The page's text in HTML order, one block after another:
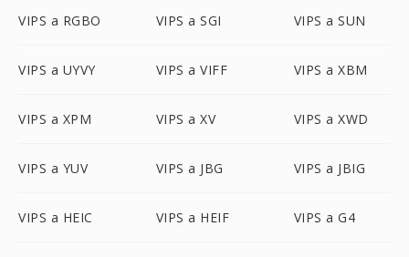
VIPS a RGBO VIPS a SGI VIPS a SUN
VIPS a UYVY VIPS a VIFF VIPS a XBM
VIPS a XPM VIPS a XV VIPS a XWD
VIPS a YUV VIPS a JBG VIPS a JBIG
VIPS a HEIC VIPS a HEIF VIPS a G4